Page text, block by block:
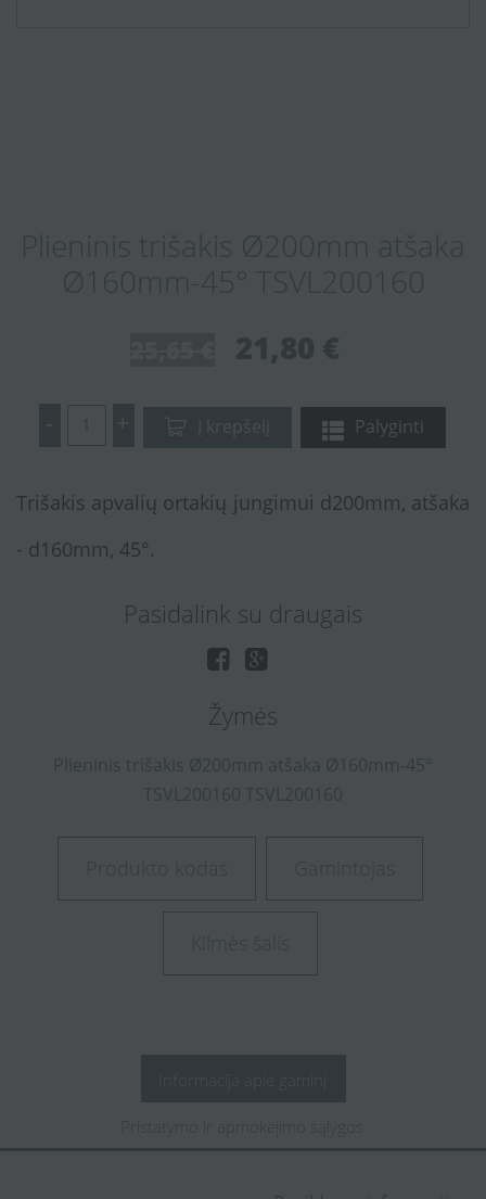
Plieninis trišakis Ø200mm atšaka
Ø160mm-45° TSVL200160
21,80 €
- + Į krepšelį Palyginti
Trišakis apvalių ortakių jungimui d200mm, atšaka
- d160mm, 45°.
Pasidalink su draugais
Žymės
Plieninis trišakis Ø200mm atšaka Ø160mm-45°
TSVL200160 TSVL200160
Produkto kodas Gamintojas
Kilmės šalis
Pristatymo ir apmokėjimo sąlygos